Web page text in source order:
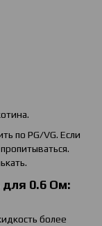
по PG/VG. Если
0.6 Ом:
более